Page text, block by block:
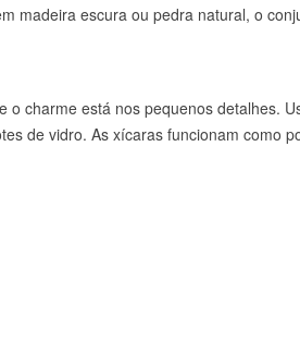
madeira escura ou pedra natural, o
o charme está nos pequenos detalhes.
de vidro. As xícaras funcionam como